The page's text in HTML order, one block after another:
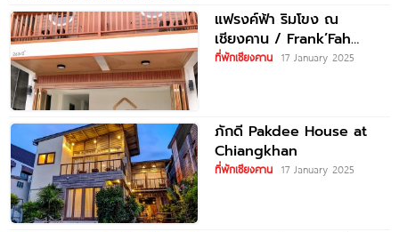
แฟรงค์ฟ้า ริมโขง ณ
เชียงคาน / Frank’Fah
Chiangkhan
ที่พักเชียงคาน 17 January 2025
ภักดี Pakdee House at
Chiangkhan
ที่พักเชียงคาน 17 January 2025